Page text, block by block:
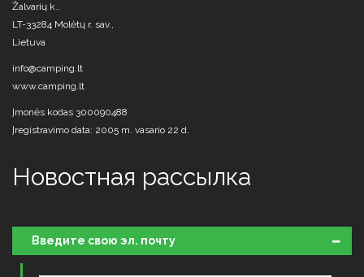
Žalvarių k.,
LT-33284 Molėtų r. sav.,
Lietuva
info@camping.lt
www.camping.lt
Įmonės kodas 300090488
Įregistravimo data: 2005 m. vasario 22 d.
Новостная рассылка
Введите свою эл. почту